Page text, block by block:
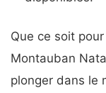
Que ce soit
Montauban
plonger dans le